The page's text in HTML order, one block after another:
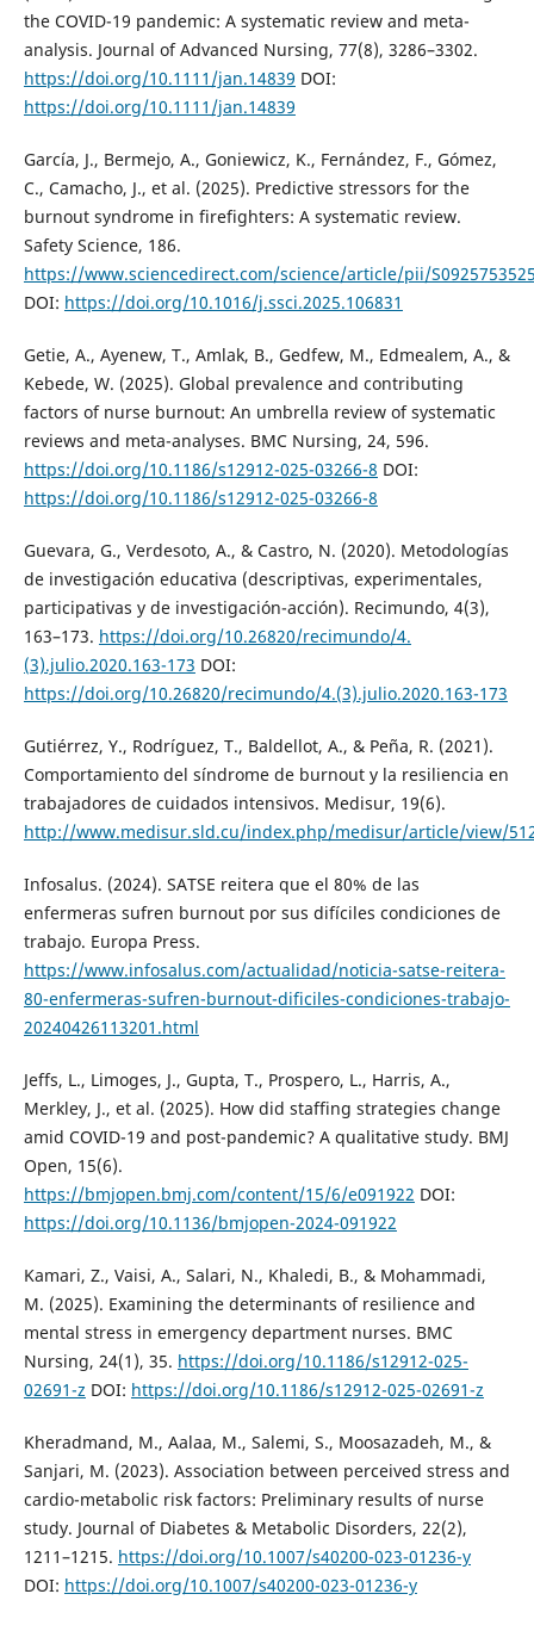
the COVID-19 pandemic: A systematic review and meta-
analysis. Journal of Advanced Nursing, 77(8), 3286–3302.
https://doi.org/10.1111/jan.14839 DOI:
https://doi.org/10.1111/jan.14839
García, J., Bermejo, A., Goniewicz, K., Fernández, F., Gómez,
C., Camacho, J., et al. (2025). Predictive stressors for the
burnout syndrome in firefighters: A systematic review.
Safety Science, 186.
https://www.sciencedirect.com/science/article/pii/
DOI: https://doi.org/10.1016/j.ssci.2025.106831
Getie, A., Ayenew, T., Amlak, B., Gedfew, M., Edmealem, A., &
Kebede, W. (2025). Global prevalence and contributing
factors of nurse burnout: An umbrella review of systematic
reviews and meta-analyses. BMC Nursing, 24, 596.
https://doi.org/10.1186/s12912-025-03266-8 DOI:
https://doi.org/10.1186/s12912-025-03266-8
Guevara, G., Verdesoto, A., & Castro, N. (2020). Metodologías
de investigación educativa (descriptivas, experimentales,
participativas y de investigación-acción). Recimundo, 4(3),
163–173. https://doi.org/10.26820/recimundo/4.
(3).julio.2020.163-173 DOI:
https://doi.org/10.26820/recimundo/4.(3).julio.2020.163-173
Gutiérrez, Y., Rodríguez, T., Baldellot, A., & Peña, R. (2021).
Comportamiento del síndrome de burnout y la resiliencia en
trabajadores de cuidados intensivos. Medisur, 19(6).
http://www.medisur.sld.cu/index.php/medisur/article/view/
Infosalus. (2024). SATSE reitera que el 80% de las
enfermeras sufren burnout por sus difíciles condiciones de
trabajo. Europa Press.
https://www.infosalus.com/actualidad/noticia-satse-reitera-
80-enfermeras-sufren-burnout-dificiles-condiciones-trabajo-
20240426113201.html
Jeffs, L., Limoges, J., Gupta, T., Prospero, L., Harris, A.,
Merkley, J., et al. (2025). How did staffing strategies change
amid COVID-19 and post-pandemic? A qualitative study. BMJ
Open, 15(6).
https://bmjopen.bmj.com/content/15/6/e091922 DOI:
https://doi.org/10.1136/bmjopen-2024-091922
Kamari, Z., Vaisi, A., Salari, N., Khaledi, B., & Mohammadi,
M. (2025). Examining the determinants of resilience and
mental stress in emergency department nurses. BMC
Nursing, 24(1), 35. https://doi.org/10.1186/s12912-025-
02691-z DOI: https://doi.org/10.1186/s12912-025-02691-z
Kheradmand, M., Aalaa, M., Salemi, S., Moosazadeh, M., &
Sanjari, M. (2023). Association between perceived stress and
cardio-metabolic risk factors: Preliminary results of nurse
study. Journal of Diabetes & Metabolic Disorders, 22(2),
1211–1215. https://doi.org/10.1007/s40200-023-01236-y
DOI: https://doi.org/10.1007/s40200-023-01236-y